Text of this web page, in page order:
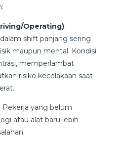
Operating):
shift panjang sering
maupun mental. Kondisi
memperlambat
risiko kecelakaan saat
: Pekerja yang belum
atau alat baru lebih